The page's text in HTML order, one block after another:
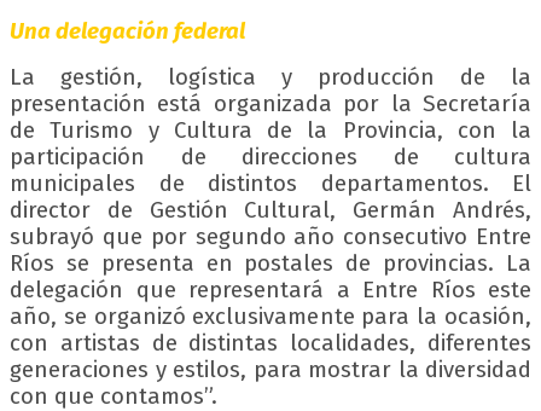
Una delegación federal
La gestión, logística y producción de la
presentación está organizada por la Secretaría
de Turismo y Cultura de la Provincia, con la
participación de direcciones de cultura
municipales de distintos departamentos. El
director de Gestión Cultural, Germán Andrés,
subrayó que por segundo año consecutivo Entre
Ríos se presenta en postales de provincias. La
delegación que representará a Entre Ríos este
año, se organizó exclusivamente para la ocasión,
con artistas de distintas localidades, diferentes
generaciones y estilos, para mostrar la diversidad
con que contamos”.